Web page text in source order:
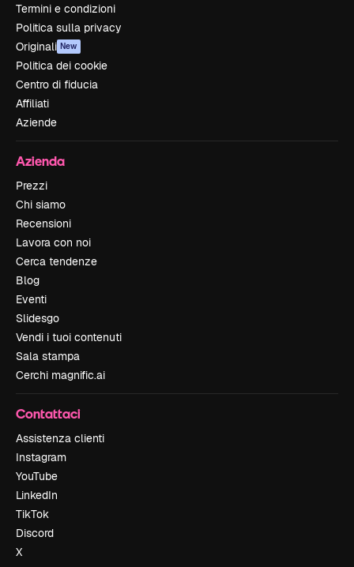
Termini e condizioni
Politica sulla privacy
Originali New
Politica dei cookie
Centro di fiducia
Affiliati
Aziende
Azienda
Prezzi
Chi siamo
Recensioni
Lavora con noi
Cerca tendenze
Blog
Eventi
Slidesgo
Vendi i tuoi contenuti
Sala stampa
Cerchi magnific.ai
Contattaci
Assistenza clienti
Instagram
YouTube
LinkedIn
TikTok
Discord
X